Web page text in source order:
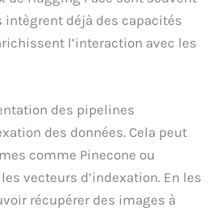
intègrent déjà des capacités
l’interaction avec les
des pipelines
des données. Cela peut
comme Pinecone ou
vecteurs d’indexation. En les
récupérer des images à